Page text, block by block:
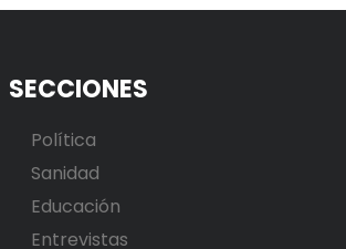
SECCIONES
Política
Sanidad
Educación
Entrevistas